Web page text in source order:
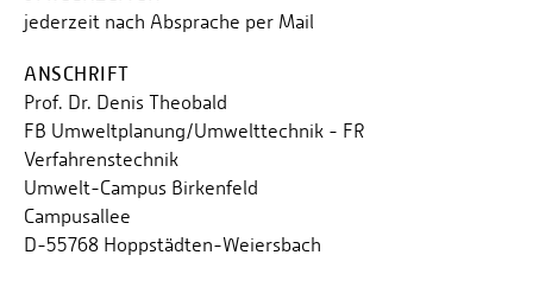
jederzeit nach Absprache per Mail
ANSCHRIFT
Prof. Dr. Denis Theobald
FB Umweltplanung/Umwelttechnik - FR
Verfahrenstechnik
Umwelt-Campus Birkenfeld
Campusallee
D-55768 Hoppstädten-Weiersbach